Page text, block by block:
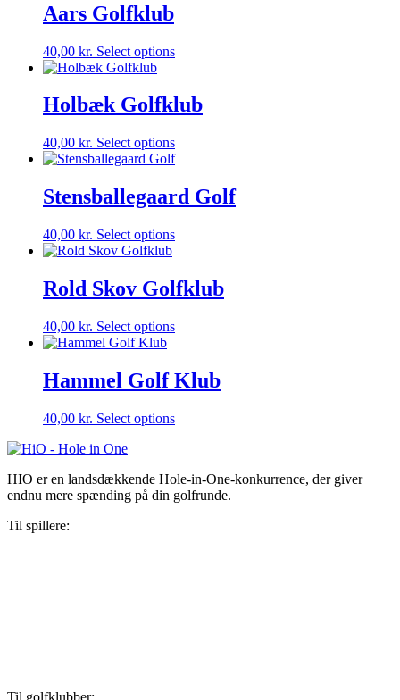
Aars Golfklub
40,00 kr. Select options
Holbæk Golfklub
40,00 kr. Select options
Stensballegaard Golf
40,00 kr. Select options
Rold Skov Golfklub
40,00 kr. Select options
Hammel Golf Klub
40,00 kr. Select options
HIO er en landsdækkende Hole-in-One-konkurrence, der giver
endnu mere spænding på din golfrunde.
Til spillere:
Til golfklubber: